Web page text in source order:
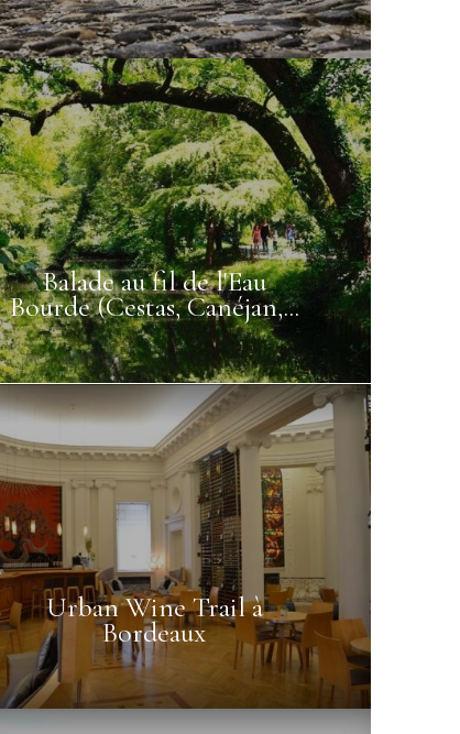
Balade au fil de l'Eau
Bourde (Cestas, Canéjan,...
Urban Wine Trail à
Bordeaux